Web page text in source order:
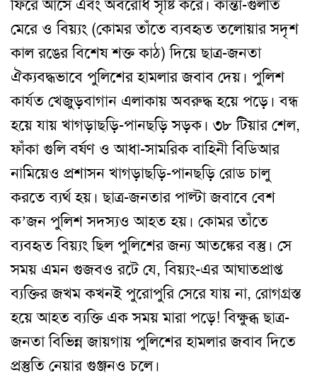
ফিরে আসে এবং অবরোধ সৃষ্টি করে। কান্তা-গুলতি
মেরে ও বিয়্যং (কোমর তাঁতে ব্যবহৃত তলোয়ার সদৃশ
কাল রঙের বিশেষ শক্ত কাঠ) দিয়ে ছাত্র-জনতা
ঐক্যবদ্ধভাবে পুলিশের হামলার জবাব দেয়। পুলিশ
কার্যত খেজুড়বাগান এলাকায় অবরুদ্ধ হয়ে পড়ে। বন্ধ
হয়ে যায় খাগড়াছড়ি-পানছড়ি সড়ক। ৩৮ টিয়ার শেল,
ফাঁকা গুলি বর্ষণ ও আধা-সামরিক বাহিনী বিডিআর
নামিয়েও প্রশাসন খাগড়াছড়ি-পানছড়ি রোড চালু
করতে ব্যর্থ হয়। ছাত্র-জনতার পাল্টা জবাবে বেশ
ক’জন পুলিশ সদস্যও আহত হয়। কোমর তাঁতে
ব্যবহৃত বিয়্যং ছিল পুলিশের জন্য আতঙ্কের বস্তু। সে
সময় এমন গুজবও রটে যে, বিয়্যং-এর আঘাতপ্রাপ্ত
ব্যক্তির জখম কখনই পুরোপুরি সেরে যায় না, রোগগ্রস্ত
হয়ে আহত ব্যক্তি এক সময় মারা পড়ে! বিক্ষুব্ধ ছাত্র-
জনতা বিভিন্ন জায়গায় পুলিশের হামলার জবাব দিতে
প্রস্তুতি নেয়ার গুঞ্জনও চলে।